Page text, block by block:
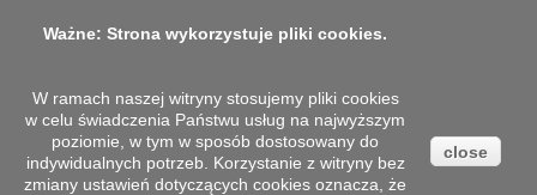
Ważne: Strona wykorzystuje pliki cookies.
W ramach naszej witryny stosujemy pliki cookies
w celu świadczenia Państwu usług na najwyższym
poziomie, w tym w sposób dostosowany do
indywidualnych potrzeb. Korzystanie z witryny bez
zmiany ustawień dotyczących cookies oznacza, że
close